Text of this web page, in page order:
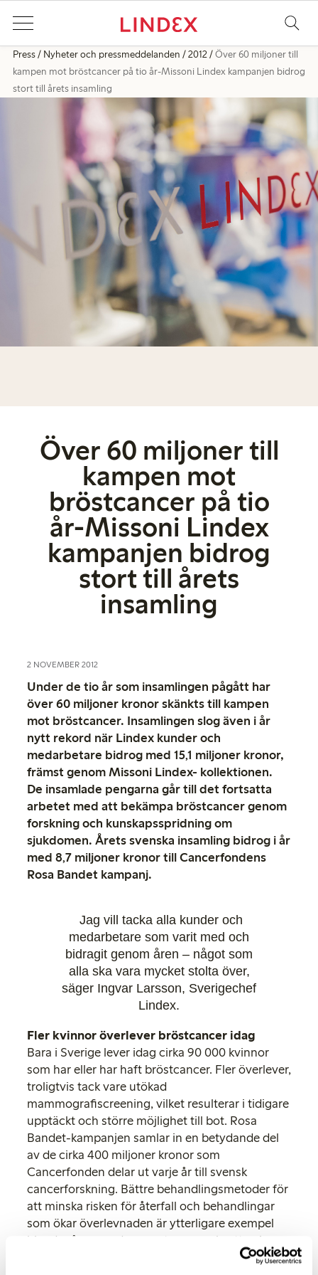
Press Nyheter och pressmeddelanden 2012
Över 60 miljoner till
kampen mot bröstcancer på tio år-Missoni Lindex kampanjen bidrog
stort till årets insamling
Över 60 miljoner till
kampen mot
bröstcancer på tio
år-Missoni Lindex
kampanjen bidrog
stort till årets
insamling
2 NOVEMBER 2012
Under de tio år som insamlingen pågått har
över 60 miljoner kronor skänkts till kampen
mot bröstcancer. Insamlingen slog även i år
nytt rekord när Lindex kunder och
medarbetare bidrog med 15,1 miljoner kronor,
främst genom Missoni Lindex- kollektionen.
De insamlade pengarna går till det fortsatta
arbetet med att bekämpa bröstcancer genom
forskning och kunskapsspridning om
sjukdomen. Årets svenska insamling bidrog i år
med 8,7 miljoner kronor till Cancerfondens
Rosa Bandet kampanj.
Jag vill tacka alla kunder och
medarbetare som varit med och
bidragit genom åren – något som
alla ska vara mycket stolta över,
säger Ingvar Larsson, Sverigechef
Lindex.
Fler kvinnor överlever bröstcancer idag
Bara i Sverige lever idag cirka 90 000 kvinnor
som har eller har haft bröstcancer. Fler överlever,
troligtvis tack vare utökad
mammografiscreening, vilket resulterar i tidigare
upptäckt och större möjlighet till bot. Rosa
Bandet-kampanjen samlar in en betydande del
av de cirka 400 miljoner kronor som
Cancerfonden delar ut varje år till svensk
cancerforskning. Bättre behandlingsmetoder för
att minska risken för återfall och behandlingar
som ökar överlevnaden är ytterligare exempel
bland många av de senaste genombrotten inom